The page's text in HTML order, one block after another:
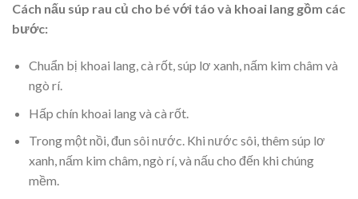
Cách nấu súp rau củ cho bé với táo và khoai lang gồm các
bước:
Chuẩn bị khoai lang, cà rốt, súp lơ xanh, nấm kim châm và
ngò rí.
Hấp chín khoai lang và cà rốt.
Trong một nồi, đun sôi nước. Khi nước sôi, thêm súp lơ
xanh, nấm kim châm, ngò rí, và nấu cho đến khi chúng
mềm.